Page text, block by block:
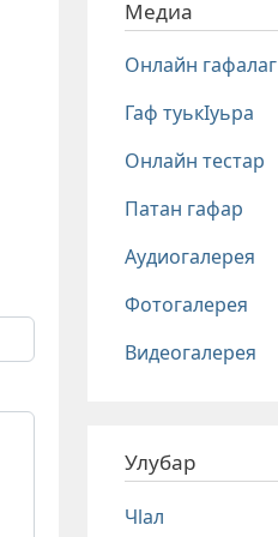
Медиа
Онлайн гафалаг
Гаф туькIуьра
Онлайн тестар
Патан гафар
Аудиогалерея
Фотогалерея
Видеогалерея
Улубар
Чlал